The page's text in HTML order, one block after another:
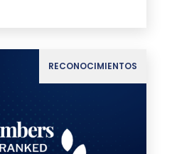
RECONOCIMIENTOS